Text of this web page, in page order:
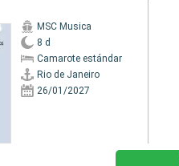
MSC Musica
8 d
Camarote estándar
Rio de Janeiro
26/01/2027